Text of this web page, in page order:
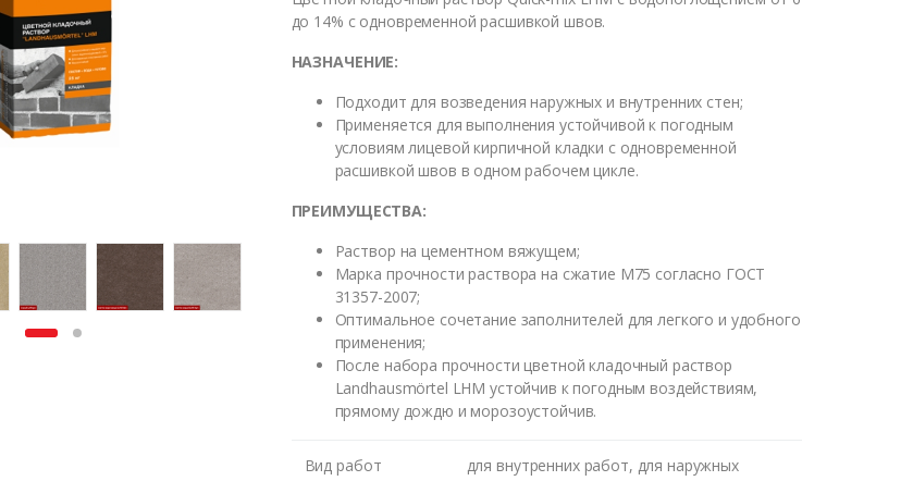
до 14% с одновременной расшивкой швов.
НАЗНАЧЕНИЕ:
Подходит для возведения наружных и внутренних стен;
Применяется для выполнения устойчивой к погодным
условиям лицевой кирпичной кладки с одновременной
расшивкой швов в одном рабочем цикле.
ПРЕИМУЩЕСТВА:
Раствор на цементном вяжущем;
Марка прочности раствора на сжатие М75 согласно ГОСТ
31357-2007;
Оптимальное сочетание заполнителей для легкого и удобного
применения;
После набора прочности цветной кладочный раствор
Landhausmörtel LHM устойчив к погодным воздействиям,
прямому дождю и морозоустойчив.
Вид работ
для внутренних работ, для наружных
и мы перезвоним Вам